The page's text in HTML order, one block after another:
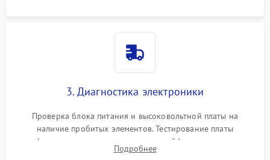
3. Диагностика электроники
Проверка блока питания и высоковольтной платы на
наличие пробитых элементов. Тестирование платы
форматирования, целостности шлейфов, контактов
картриджа и оптопар (датчиков прохождения и наличия
Подробнее